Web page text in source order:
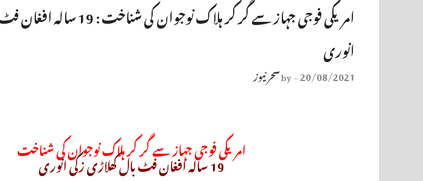
امریکی فوجی جہاز سے گر کر ہلاک
انوری
20/08/2021
-
byسحر نیوز
امریکی فوجی جہاز سے گر کر ہلاک نوجوان کی شناخت
19 سالہ افغان فٹ بال کھلاڑی زکی انوری